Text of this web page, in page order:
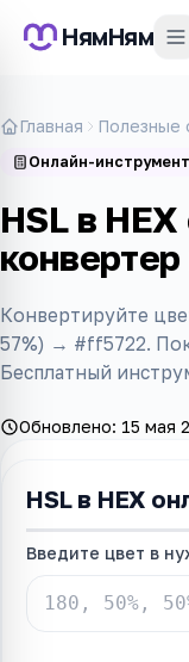
НямНям
Главная Полезные
Онлайн-инструмент
HSL в
Конвертируйте
57%) → #ff5722.
Бесплатный
Обновлено: 15 мая
HSL в HEX
Введите цвет в